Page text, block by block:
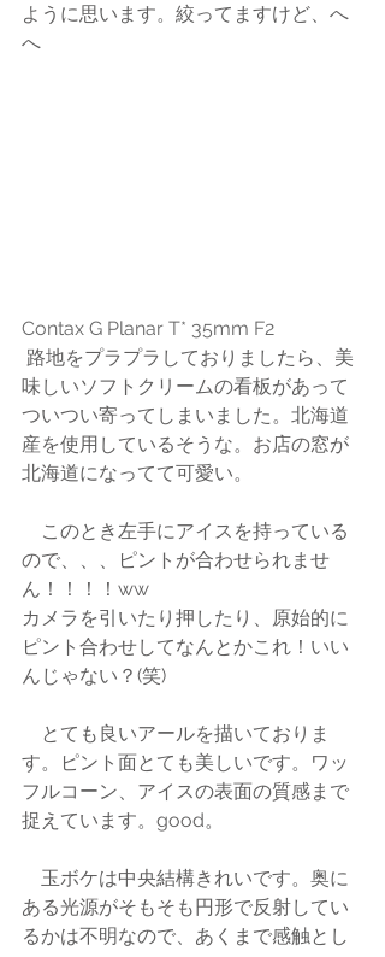
ように思います。絞ってますけど、へ
へ
Contax G Planar T* 35mm F2
味しいソフトクリームの看板があって
ついつい寄ってしまいました。北海道
産を使用しているそうな。お店の窓が
北海道になってて可愛い。
このとき左手にアイスを持っている
ので、、、ピントが合わせられませ
ん！！！！ww
カメラを引いたり押したり、原始的に
ピント合わせしてなんとかこれ！いい
んじゃない？(笑)
とても良いアールを描いておりま
す。ピント面とても美しいです。ワッ
フルコーン、アイスの表面の質感まで
捉えています。good。
玉ボケは中央結構きれいです。奥に
ある光源がそもそも円形で反射してい
るかは不明なので、あくまで感触とし